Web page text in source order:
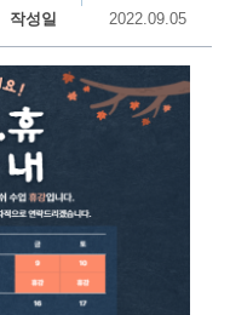
작성일 2022.09.05